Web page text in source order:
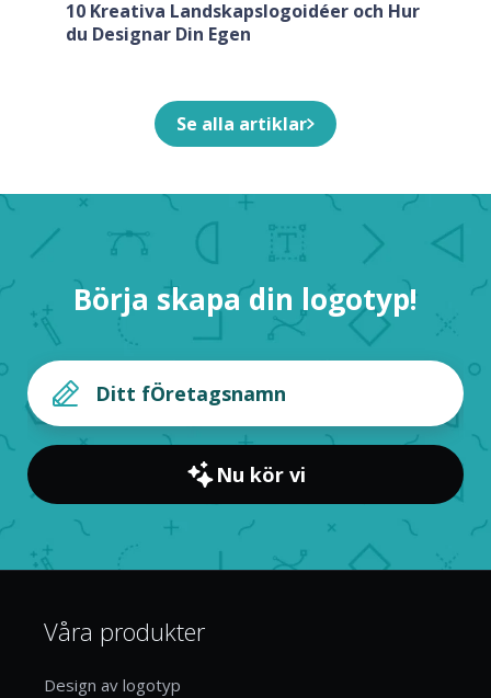
10 Kreativa Landskapslogoidéer och Hur
du Designar Din Egen
Se alla artiklar
Börja skapa din logotyp!
Nu kör vi
Våra produkter
Design av logotyp